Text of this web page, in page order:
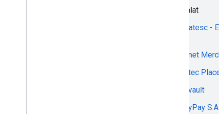
Etisalat
EuPlatesc -
Euronet
Evertec
Evervault
EveryPay S.A.